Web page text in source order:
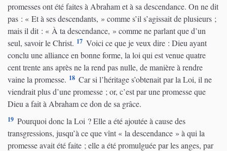
promesses ont été faites à Abraham et à sa descendance. On ne dit
pas : « Et à ses descendants, » comme s’il s’agissait de plusieurs ;
mais il dit : « À ta descendance, » comme ne parlant que d’un
seul, savoir le Christ. 17 Voici ce que je veux dire : Dieu ayant
conclu une alliance en bonne forme, la loi qui est venue quatre
cent trente ans après ne la rend pas nulle, de manière à rendre
vaine la promesse. 18 Car si l’héritage s’obtenait par la Loi, il ne
viendrait plus d’une promesse ; or, c’est par une promesse que
Dieu a fait à Abraham ce don de sa grâce.
19 Pourquoi donc la Loi ? Elle a été ajoutée à cause des
transgressions, jusqu’à ce que vînt « la descendance » à qui la
promesse avait été faite ; elle a été promulguée par les anges, par